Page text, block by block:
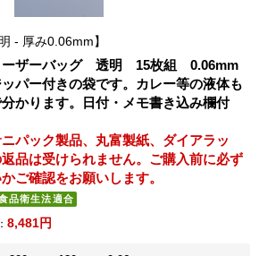
- 厚み0.06mm
ーザーバッグ 透明 15枚組 0.06mm
パー付きの袋です。カレー等の液体も
かります。日付・メモ書き込み欄付
パック製品、丸富製紙、ダイアラッ
品は受けられません。ご購入前に必ず
ご確認をお願いします。
8,481円